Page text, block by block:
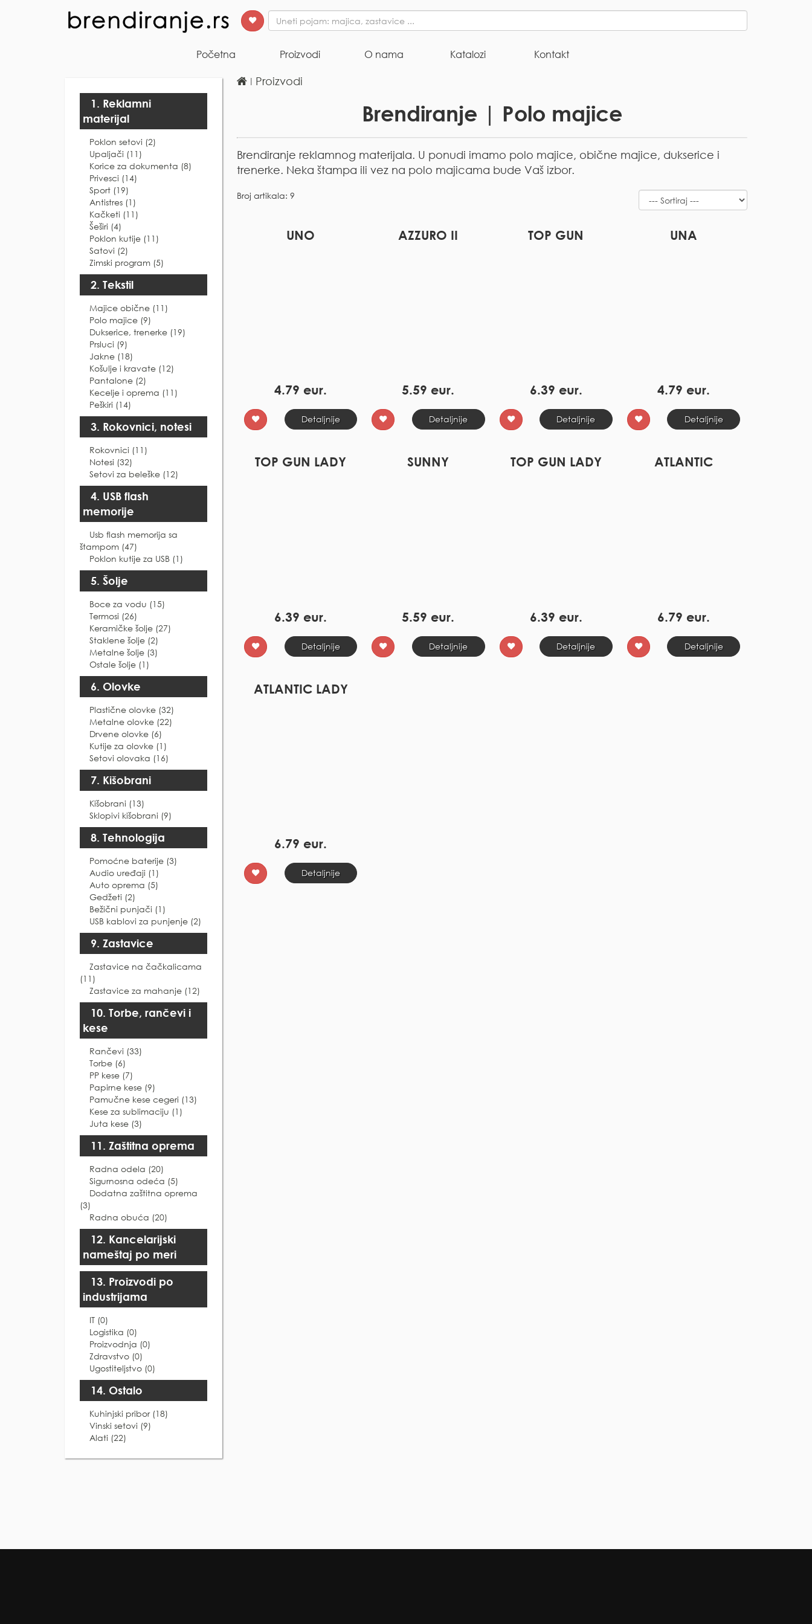
Početna Proizvodi O nama Katalozi Kontakt
1. Reklamni
materijal
Poklon setovi (2)
Upaljači (11)
Korice za dokumenta (8)
Privesci (14)
Sport (19)
Antistres (1)
Kačketi (11)
Šeširi (4)
Poklon kutije (11)
Satovi (2)
Zimski program (5)
2. Tekstil
Majice obične (11)
Polo majice (9)
Dukserice, trenerke (19)
Prsluci (9)
Jakne (18)
Košulje i kravate (12)
Pantalone (2)
Kecelje i oprema (11)
Peškiri (14)
3. Rokovnici, notesi
Rokovnici (11)
Notesi (32)
Setovi za beleške (12)
4. USB flash
memorije
Usb flash memorija sa
štampom (47)
Poklon kutije za USB (1)
5. Šolje
Boce za vodu (15)
Termosi (26)
Keramičke šolje (27)
Staklene šolje (2)
Metalne šolje (3)
Ostale šolje (1)
6. Olovke
Plastične olovke (32)
Metalne olovke (22)
Drvene olovke (6)
Kutije za olovke (1)
Setovi olovaka (16)
7. Kišobrani
Kišobrani (13)
Sklopivi kišobrani (9)
8. Tehnologija
Pomoćne baterije (3)
Audio uređaji (1)
Auto oprema (5)
Gedžeti (2)
Bežični punjači (1)
USB kablovi za punjenje (2)
9. Zastavice
Zastavice na čačkalicama
(11)
Zastavice za mahanje (12)
10. Torbe, rančevi i
kese
Rančevi (33)
Torbe (6)
PP kese (7)
Papirne kese (9)
Pamučne kese cegeri (13)
Kese za sublimaciju (1)
Juta kese (3)
11. Zaštitna oprema
Radna odela (20)
Sigurnosna odeća (5)
Dodatna zaštitna oprema
(3)
Radna obuća (20)
12. Kancelarijski
nameštaj po meri
13. Proizvodi po
industrijama
IT (0)
Logistika (0)
Proizvodnja (0)
Zdravstvo (0)
Ugostiteljstvo (0)
14. Ostalo
Kuhinjski pribor (18)
Vinski setovi (9)
Alati (22)
ǀ Proizvodi
Brendiranje | Polo majice
Brendiranje reklamnog materijala. U ponudi imamo polo majice, obične majice, dukserice i
trenerke. Neka štampa ili vez na polo majicama bude Vaš izbor.
Broj artikala: 9
UNO
4.79 eur.
Detaljnije
AZZURO II
5.59 eur.
Detaljnije
TOP GUN
6.39 eur.
Detaljnije
UNA
4.79 eur.
Detaljnije
TOP GUN LADY
6.39 eur.
Detaljnije
SUNNY
5.59 eur.
Detaljnije
TOP GUN LADY
6.39 eur.
Detaljnije
ATLANTIC
6.79 eur.
Detaljnije
ATLANTIC LADY
6.79 eur.
Detaljnije